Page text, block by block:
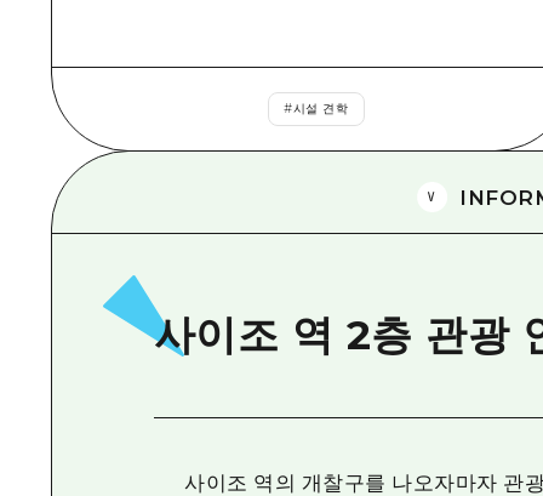
#시설 견학
사이조 역 2층 관광
사이조 역의 개찰구를 나오자마자 관